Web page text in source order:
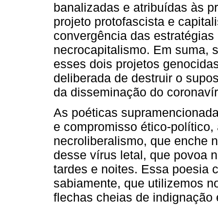
banalizadas e atribuídas às
projeto protofascista e
convergência das
necrocapitalismo. Em suma,
esses dois projetos
deliberada de destruir o
da disseminação do
As poéticas
e compromisso ético-
necroliberalismo, que enche
desse vírus letal, que povoa
tardes e noites. Essa poesia
sabiamente, que utilizemos
flechas cheias de indignação